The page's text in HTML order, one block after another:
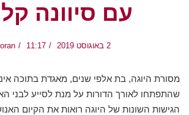
עם סיוונה
2 באוגוסט 2019 11:17
מסורת היוגה, בת אלפי שנים, מאגדת בתוכה
שהתפתחו לאורך הדורות על מנת לסייע לבני
הגישות השונות של היוגה רואות את הקיום